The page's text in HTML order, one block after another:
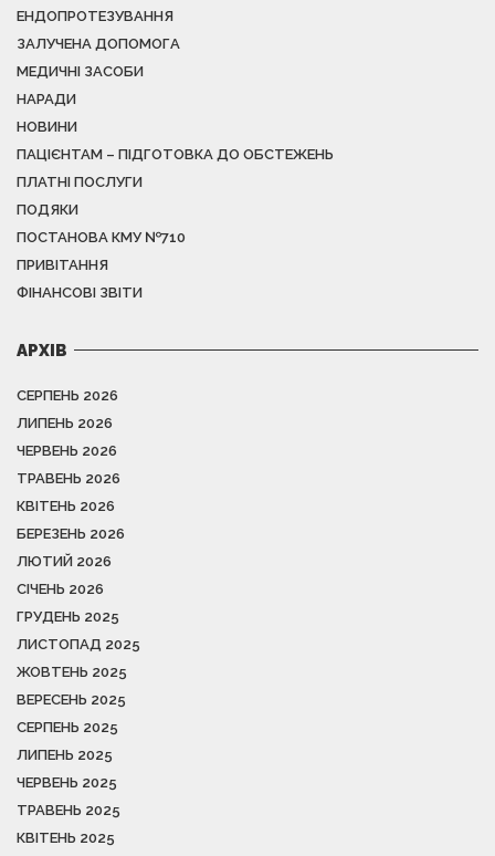
ЕНДОПРОТЕЗУВАННЯ
ЗАЛУЧЕНА ДОПОМОГА
МЕДИЧНІ ЗАСОБИ
НАРАДИ
НОВИНИ
ПАЦІЄНТАМ – ПІДГОТОВКА ДО ОБСТЕЖЕНЬ
ПЛАТНІ ПОСЛУГИ
ПОДЯКИ
ПОСТАНОВА КМУ №710
ПРИВІТАННЯ
ФІНАНСОВІ ЗВІТИ
АРХІВ
СЕРПЕНЬ 2026
ЛИПЕНЬ 2026
ЧЕРВЕНЬ 2026
ТРАВЕНЬ 2026
КВІТЕНЬ 2026
БЕРЕЗЕНЬ 2026
ЛЮТИЙ 2026
СІЧЕНЬ 2026
ГРУДЕНЬ 2025
ЛИСТОПАД 2025
ЖОВТЕНЬ 2025
ВЕРЕСЕНЬ 2025
СЕРПЕНЬ 2025
ЛИПЕНЬ 2025
ЧЕРВЕНЬ 2025
ТРАВЕНЬ 2025
КВІТЕНЬ 2025